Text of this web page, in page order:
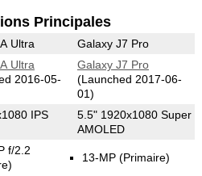
Principales
Ultra Galaxy J7 Pro
Ultra
2016-05-
Galaxy J7 Pro
(Launched 2017-06-
01)
IPS
5.5" 1920x1080 Super
AMOLED
f/2.2
13-MP (Primaire)